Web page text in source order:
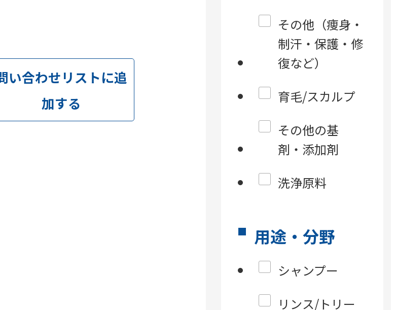
い合わせリストに追
加する
その他（痩身・
制汗・保護・修
復など）
育毛/スカルプ
その他の基
剤・添加剤
洗浄原料
用途・分野
シャンプー
リンス/トリー